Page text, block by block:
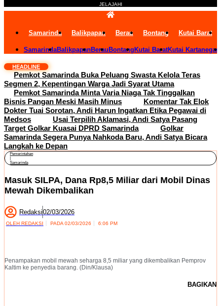
JELAJAHI
Samarinda Balikpapan Berau Bontang Kutai Barat
SamarindaBalikpapanBerau Bontang Kutai BaratKutai
HEADLINE
Pemkot Samarinda Buka Peluang Swasta Kelola Teras
Segmen 2, Kepentingan Warga Jadi Syarat Utama
Pemkot Samarinda Minta Varia Niaga Tak Tinggalkan
Bisnis Pangan Meski Masih Minus
Komentar Tak Elok
Dokter Tuai Sorotan, Andi Harun Ingatkan Etika Pegawai di
Medsos
Usai Terpilih Aklamasi, Andi Satya Pasang
Target Golkar Kuasai DPRD Samarinda
Golkar
Samarinda Segera Punya Nahkoda Baru, Andi Satya Bicara
Langkah ke Depan
Pemerintahan
Samarinda
Masuk SILPA, Dana Rp8,5 Miliar dari Mobil Dinas
Mewah Dikembalikan
Redaksi02/03/2026
OLEH REDAKSI PADA 02/03/2026 6:06 PM
Penampakan mobil mewah seharga 8,5 miliar yang dikembalikan Pemprov
Kaltim ke penyedia barang. (Din/Klausa)
BAGIKAN